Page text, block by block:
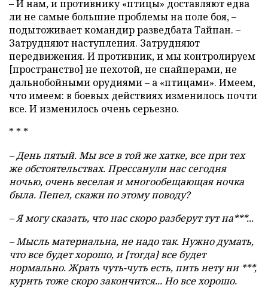
– И нам, и противнику «птицы» доставляют едва
ли не самые большие проблемы на поле боя, –
подытоживает командир разведбата Тайпан. –
Затрудняют наступления. Затрудняют
передвижения. И противник, и мы контролируем
[пространство] не пехотой, не снайперами, не
дальнобойными орудиями – а «птицами». Имеем,
что имеем: в боевых действиях изменилось почти
все. И изменилось очень серьезно.
* * *
– День пятый. Мы все в той же хатке, все при тех
же обстоятельствах. Прессанули нас сегодня
ночью, очень веселая и многообещающая ночка
была. Пепел, скажи по этому поводу?
– Я могу сказать, что нас скоро разберут тут на***...
– Мысль материальна, не надо так. Нужно думать,
что все будет хорошо, и [тогда] все будет
нормально. Жрать чуть-чуть есть, пить нету ни ***,
курить тоже скоро закончится... Но все хорошо.